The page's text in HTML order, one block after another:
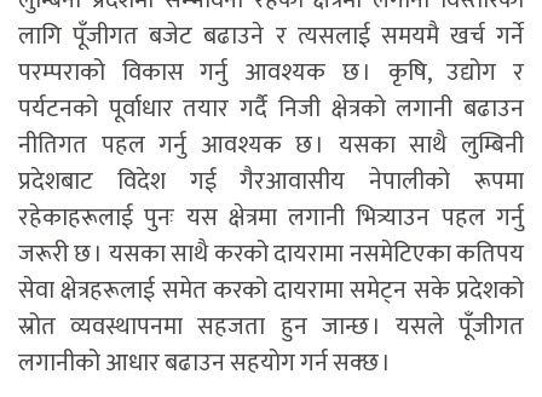
लागि पूँजीगत बजेट बढाउने र त्यसलाई समयमै खर्च गर्ने
परम्पराको विकास गर्नु आवश्यक छ । कृषि, उद्योग र
पर्यटनको पूर्वाधार तयार गर्दै निजी क्षेत्रको लगानी बढाउन
नीतिगत पहल गर्नु आवश्यक छ । यसका साथै लुम्बिनी
प्रदेशबाट विदेश गई गैरआवासीय नेपालीको रूपमा
रहेकाहरूलाई पुनः यस क्षेत्रमा लगानी भित्र्याउन पहल गर्नु
जरूरी छ । यसका साथै करको दायरामा नसमेटिएका कतिपय
सेवा क्षेत्रहरूलाई समेत करको दायरामा समेट्न सके प्रदेशको
स्रोत व्यवस्थापनमा सहजता हुन जान्छ । यसले पूँजीगत
लगानीको आधार बढाउन सहयोग गर्न सक्छ ।